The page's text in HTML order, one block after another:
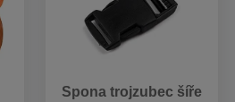
Spona trojzubec šíře